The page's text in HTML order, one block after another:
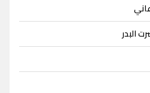
البدر